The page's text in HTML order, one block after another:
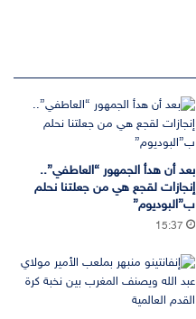
بعد أن هدأ الجمهور “العاطفي”..
إنجازات لقجع هي من جعلتنا نحلم
ب”البوديوم”
15:37